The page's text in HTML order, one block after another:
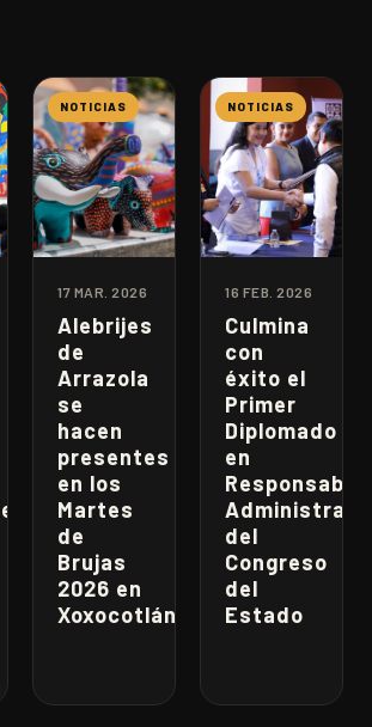
NOTICIAS
17 MAR. 2026
Alebrijes
de
Arrazola
se
hacen
presentes
en los
Martes
de
Brujas
2026 en
Xoxocotlán
NOTICIAS
16 FEB. 2026
Culmina
con
éxito el
Primer
Diplomado
en
del
Congreso
del
Estado